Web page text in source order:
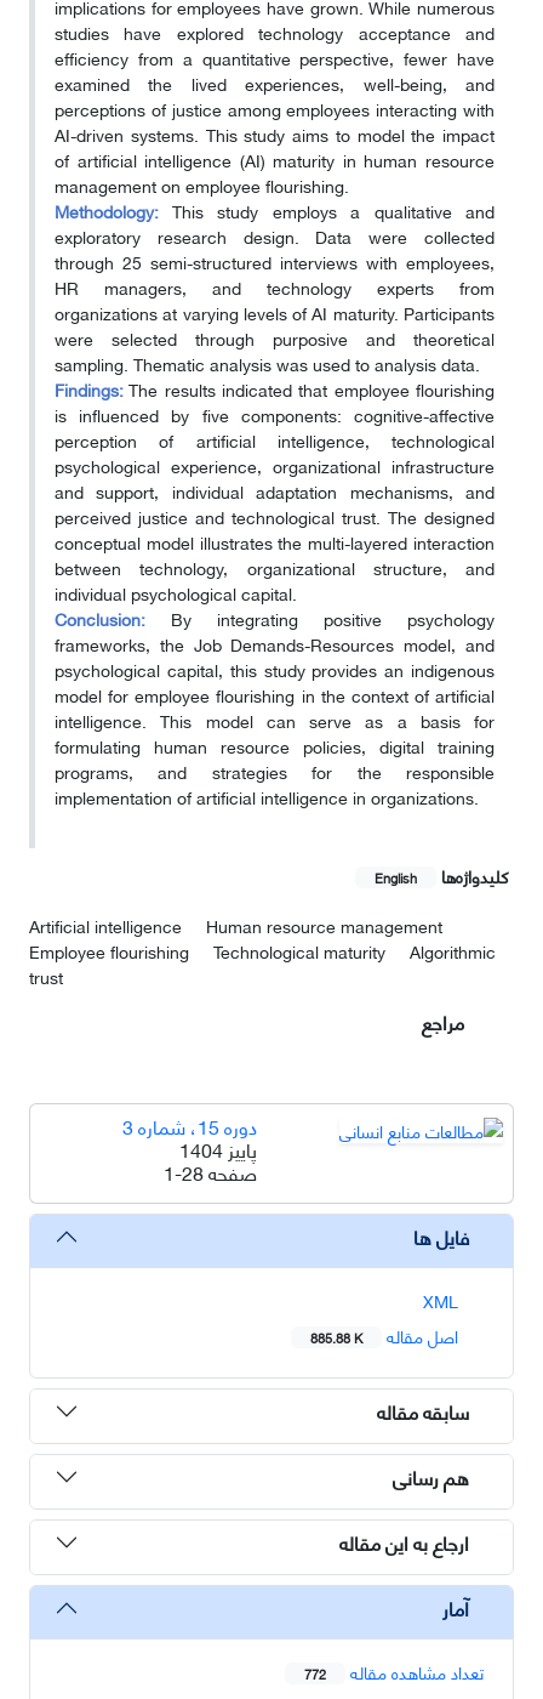
implications for employees have grown. While numerous
studies have explored technology acceptance and
efficiency from a quantitative perspective, fewer have
examined the lived experiences, well-being, and
perceptions of justice among employees interacting with
AI-driven systems. This study aims to model the impact
of artificial intelligence (AI) maturity in human resource
management on employee flourishing.
Methodology: This study employs a qualitative and
exploratory research design. Data were collected
through 25 semi-structured interviews with employees,
HR managers, and technology experts from
organizations at varying levels of AI maturity. Participants
were selected through purposive and theoretical
sampling. Thematic analysis was used to analysis data.
Findings:The results indicated that employee flourishing
is influenced by five components: cognitive-affective
perception of artificial intelligence, technological
psychological experience, organizational infrastructure
and support, individual adaptation mechanisms, and
perceived justice and technological trust. The designed
conceptual model illustrates the multi-layered interaction
between technology, organizational structure, and
individual psychological capital.
Conclusion: By integrating positive psychology
frameworks, the Job Demands-Resources model, and
psychological capital, this study provides an indigenous
model for employee flourishing in the context of artificial
intelligence. This model can serve as a basis for
formulating human resource policies, digital training
programs, and strategies for the responsible
implementation of artificial intelligence in organizations.
کلیدواژه‌ها English
Artificial intelligence
Human resource management
Employee flourishing
Technological maturity
Algorithmic
trust
مراجع
دوره 15، شماره 3
پاییز 1404
صفحه1-28
فایل ها
XML
اصل مقاله
885.88 K
سابقه مقاله
هم رسانی
ارجاع به این مقاله
آمار
تعداد مشاهده مقاله 772